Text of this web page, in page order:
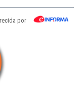
por